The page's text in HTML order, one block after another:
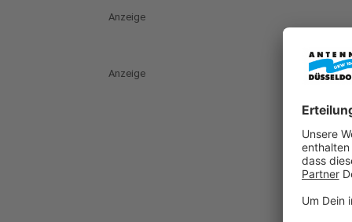
Anzeige
Anzeige